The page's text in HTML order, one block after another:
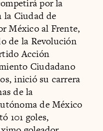
por la
la Ciudad de
México al Frente,
de la Revolución
Acción
Ciudadano
inició su carrera
de la
de México
101 goles,